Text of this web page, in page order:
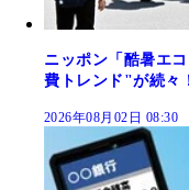
ニッポン「酷暑エ
費トレンド"が続々
2026年08月02日 08:30